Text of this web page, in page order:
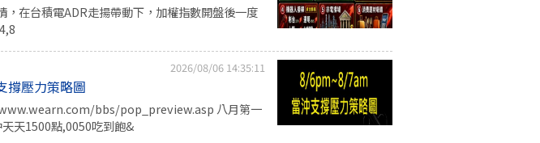
，在台積電ADR走揚帶動下，加權指數開盤後一度
2026/08/06 14:35:11
撐壓力策略圖
bbs/pop_preview.asp 八月第一
天1500點,0050吃到飽&